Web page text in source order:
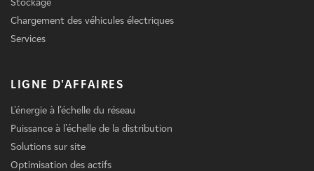
Stockage
Chargement des véhicules électriques
Services
LIGNE D'AFFAIRES
L'énergie à l'échelle du réseau
Puissance à l'échelle de la distribution
Solutions sur site
Optimisation des actifs